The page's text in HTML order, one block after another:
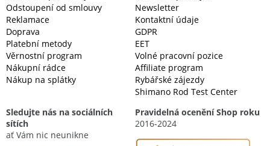
Odstoupení od smlouvy
Reklamace
Doprava
Platební metody
Věrnostní program
Nákupní rádce
Nákup na splátky
Newsletter
Kontaktní údaje
GDPR
EET
Volné pracovní pozice
Affiliate program
Rybářské zájezdy
Shimano Rod Test Center
Sledujte nás na sociálních
sítích
ať Vám nic neunikne
Pravidelná ocenění Shop roku
2016-2024